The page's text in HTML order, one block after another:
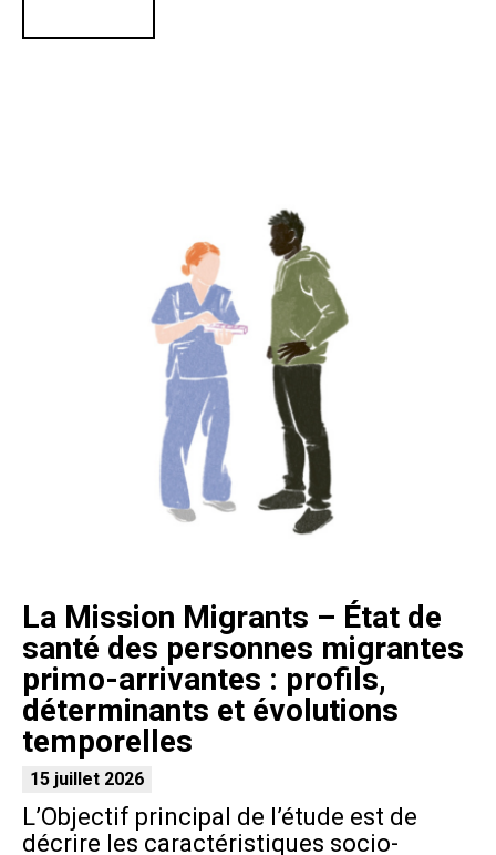
La Mission Migrants – État de
santé des personnes migrantes
primo-arrivantes : profils,
déterminants et évolutions
temporelles
15 juillet 2026
L’Objectif principal de l’étude est de
décrire les caractéristiques socio-